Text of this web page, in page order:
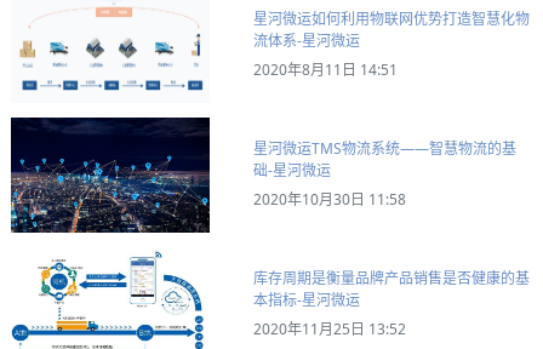
星河微运如何利用物联网优势打造智慧化物
流体系​-星河微运
2020年8月11日 14:51
星河微运TMS物流系统——智慧物流的基
础-星河微运
2020年10月30日 11:58
库存周期是衡量品牌产品销售是否健康的基
本指标-星河微运
2020年11月25日 13:52